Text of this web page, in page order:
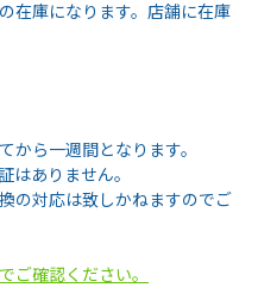
在庫になります。店舗に在庫
から一週間となります。
はありません。
の対応は致しかねますのでご
ご確認ください。